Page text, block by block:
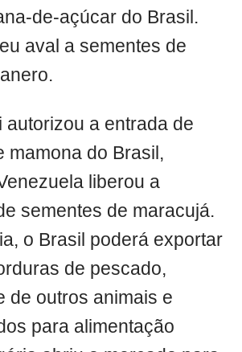
de-açúcar do Brasil.
aval a sementes de
autorizou a entrada de
mamona do Brasil,
liberou a
sementes de maracujá.
o Brasil poderá exportar
de pescado,
de outros animais e
para alimentação